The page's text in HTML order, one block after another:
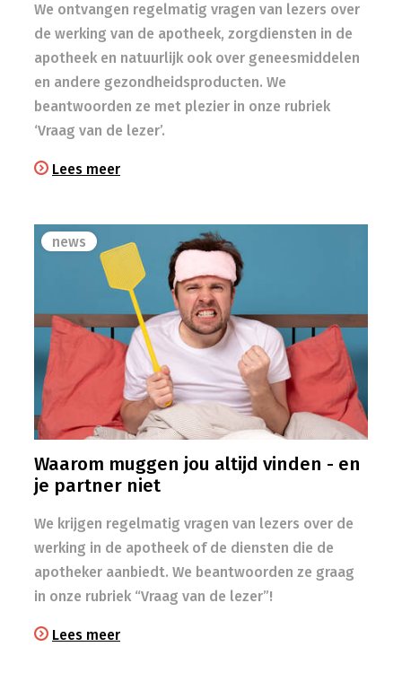
We ontvangen regelmatig vragen van lezers over
de werking van de apotheek, zorgdiensten in de
apotheek en natuurlijk ook over geneesmiddelen
en andere gezondheidsproducten. We
beantwoorden ze met plezier in onze rubriek
‘Vraag van de lezer’.
Lees meer
news
Waarom muggen jou altijd vinden - en
je partner niet
We krijgen regelmatig vragen van lezers over de
werking in de apotheek of de diensten die de
apotheker aanbiedt. We beantwoorden ze graag
in onze rubriek “Vraag van de lezer”!
Lees meer